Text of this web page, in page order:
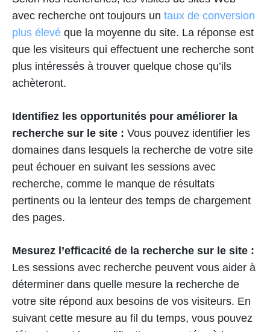
avec recherche ont toujours un taux de conversion
plus élevé que la moyenne du site. La réponse est
que les visiteurs qui effectuent une recherche sont
plus intéressés à trouver quelque chose qu’ils
achèteront.
Identifiez les opportunités pour améliorer la
recherche sur le site : Vous pouvez identifier les
domaines dans lesquels la recherche de votre site
peut échouer en suivant les sessions avec
recherche, comme le manque de résultats
pertinents ou la lenteur des temps de chargement
des pages.
Mesurez l’efficacité de la recherche sur le site :
Les sessions avec recherche peuvent vous aider à
déterminer dans quelle mesure la recherche de
votre site répond aux besoins de vos visiteurs. En
suivant cette mesure au fil du temps, vous pouvez